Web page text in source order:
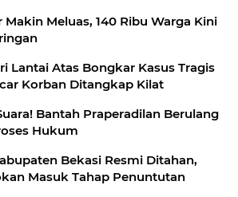
Makin Meluas, 140 Ribu Warga Kini
Lantai Atas Bongkar Kasus Tragis
Korban Ditangkap Kilat
Bantah Praperadilan Berulang
Hukum
Bekasi Resmi Ditahan,
Masuk Tahap Penuntutan